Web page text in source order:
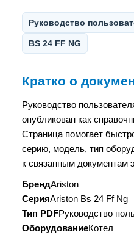
Руководство
BS 24 FF NG
Кратко о
Руководство
опубликован как
Страница помогает
серию, модель, тип
к связанным документам
БрендAriston
СерияAriston Bs 24 Ff Ng
Тип PDFРуководство
ОборудованиеКотел